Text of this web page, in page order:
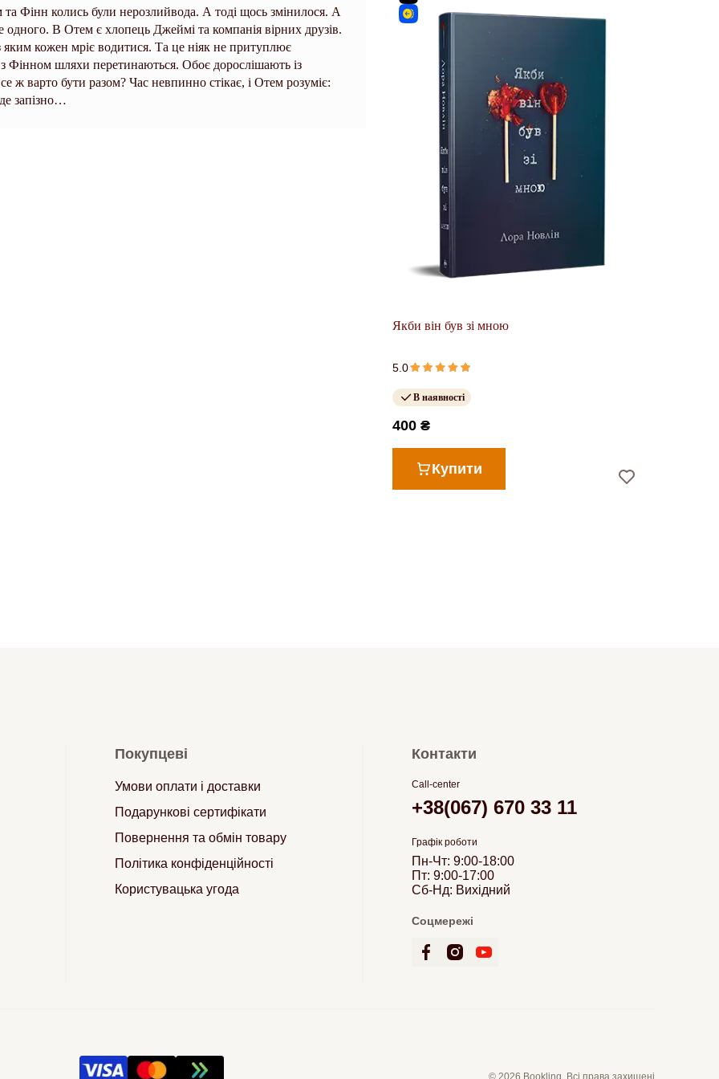
Фінн колись були нерозлийвода. А тоді щось змінилося. А
В Отем є хлопець Джеймі та компанія вірних друзів.
кожен мріє водитися. Та це ніяк не притуплює
Фінном шляхи перетинаються. Обоє дорослішають із
варто бути разом? Час невпинно стікає, і Отем розуміє:
запізно…
Якби він був зі мною
5.0
В наявності
400 ₴
Купити
Покупцеві
Умови оплати і доставки
Подарункові сертифікати
Повернення та обмін товару
Політика конфіденційності
Користувацька угода
Контакти
Call-center
+38(067) 670 33 11
Графік роботи
Пн-Чт: 9:00-18:00
Пт: 9:00-17:00
Сб-Нд: Вихідний
Соцмережі
© 2026 Bookling. Всі права захищені